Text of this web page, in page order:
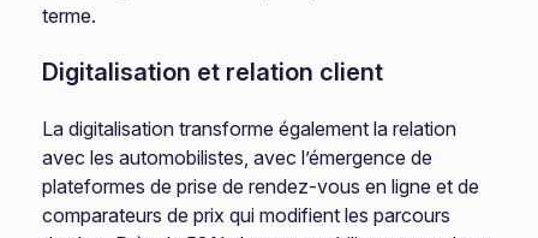
terme.
Digitalisation et relation client
La digitalisation transforme également la relation
avec les automobilistes, avec l’émergence de
plateformes de prise de rendez-vous en ligne et de
comparateurs de prix qui modifient les parcours